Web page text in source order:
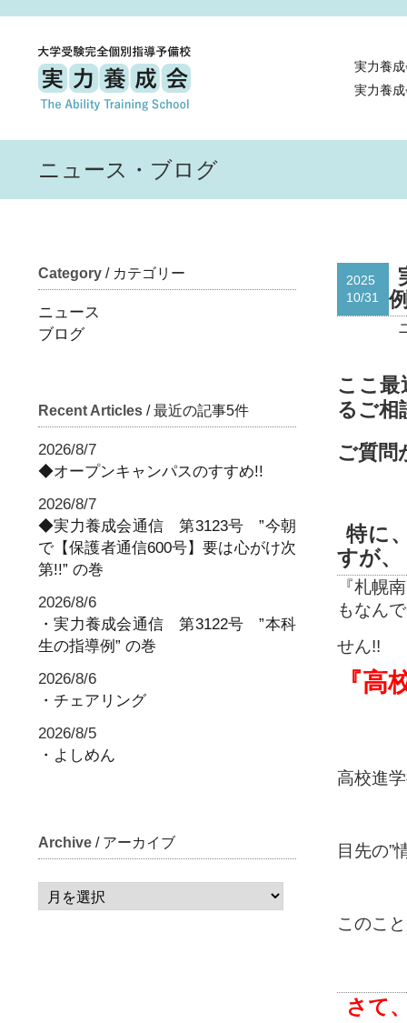
実力養
実力養
ニュース・ブログ
Category / カテゴリー
ニュース
ブログ
Recent Articles / 最近の記事5件
2026/8/7
◆オープンキャンパスのすすめ!!
2026/8/7
◆実力養成会通信 第3123号 ”今朝
で【保護者通信600号】要は心がけ次
第!!” の巻
2026/8/6
・実力養成会通信 第3122号 ”本科
生の指導例” の巻
2026/8/6
・チェアリング
2026/8/5
・よしめん
Archive / アーカイブ
2025
10/31
ここ最
るご相
ご質問
特に
すが、
『札幌
もなん
せん!!
『
高校進
目先の”
このこ
さて